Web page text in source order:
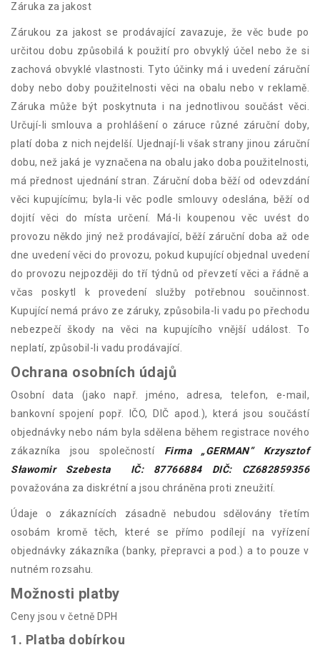
Záruka za jakost
Zárukou za jakost se prodávající zavazuje, že věc bude po
určitou dobu způsobilá k použití pro obvyklý účel nebo že si
zachová obvyklé vlastnosti. Tyto účinky má i uvedení záruční
doby nebo doby použitelnosti věci na obalu nebo v reklamě.
Záruka může být poskytnuta i na jednotlivou součást věci.
Určují-li smlouva a prohlášení o záruce různé záruční doby,
platí doba z nich nejdelší. Ujednají-li však strany jinou záruční
dobu, než jaká je vyznačena na obalu jako doba použitelnosti,
má přednost ujednání stran. Záruční doba běží od odevzdání
věci kupujícímu; byla-li věc podle smlouvy odeslána, běží od
dojití věci do místa určení. Má-li koupenou věc uvést do
provozu někdo jiný než prodávající, běží záruční doba až ode
dne uvedení věci do provozu, pokud kupující objednal uvedení
do provozu nejpozději do tří týdnů od převzetí věci a řádně a
včas poskytl k provedení služby potřebnou součinnost.
Kupující nemá právo ze záruky, způsobila-li vadu po přechodu
nebezpečí škody na věci na kupujícího vnější událost. To
neplatí, způsobil-li vadu prodávající.
Ochrana osobních údajů
Osobní data (jako např. jméno, adresa, telefon, e-mail,
bankovní spojení popř. IČO, DIČ apod.), která jsou součástí
objednávky nebo nám byla sdělena během registrace nového
zákazníka jsou společností Firma „GERMAN” Krzysztof
Sławomir Szebesta IČ: 87766884 DIČ: CZ682859356
považována za diskrétní a jsou chráněna proti zneužití.
Údaje o zákaznících zásadně nebudou sdělovány třetím
osobám kromě těch, které se přímo podílejí na vyřízení
objednávky zákazníka (banky, přepravci a pod.) a to pouze v
nutném rozsahu.
Možnosti platby
Ceny jsou v četně DPH
1. Platba dobírkou